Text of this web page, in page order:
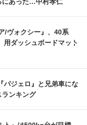
/ヴォクシー』、40系
用ダッシュボードマット
パジェロ』と兄弟車にな
ンキング